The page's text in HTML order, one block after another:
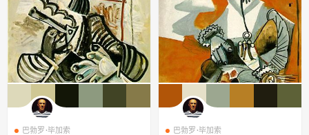
巴勃罗·毕加索 巴勃罗·毕加索